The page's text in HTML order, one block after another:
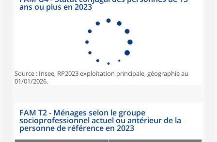
ans ou plus en 2023
Source : Insee, RP2023 exploitation principale, géographie au
01/01/2026.
FAM T2 - Ménages selon le groupe
socioprofessionnel actuel ou antérieur de la
personne de référence en 2023